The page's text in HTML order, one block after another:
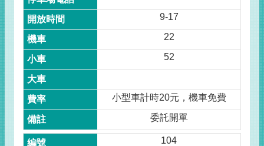
9-17
22
52
小型車計時20元，機車免費
委託開單
104